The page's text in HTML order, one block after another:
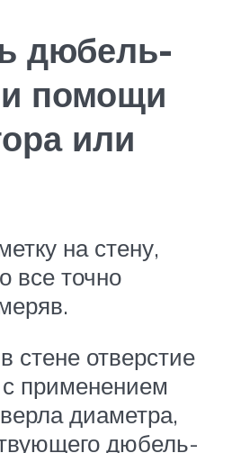
дюбель-
помощи
или
на стену,
все точно
стене отверстие
применением
диаметра,
дюбель-